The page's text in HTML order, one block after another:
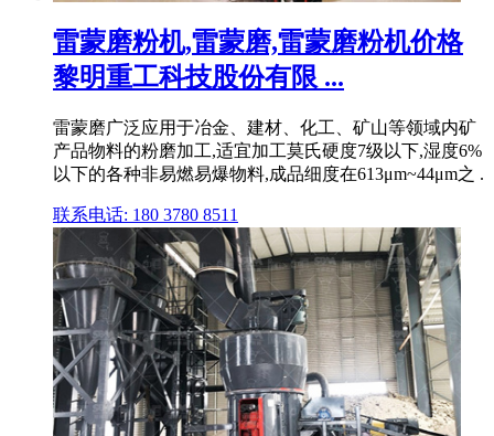
雷蒙磨粉机,雷蒙磨,雷蒙磨粉机价格
黎明重工科技股份有限 ...
雷蒙磨广泛应用于冶金、建材、化工、矿山等领域内矿
产品物料的粉磨加工,适宜加工莫氏硬度7级以下,湿度6%
以下的各种非易燃易爆物料,成品细度在613μm~44μm之 .
联系电话: 180 3780 8511